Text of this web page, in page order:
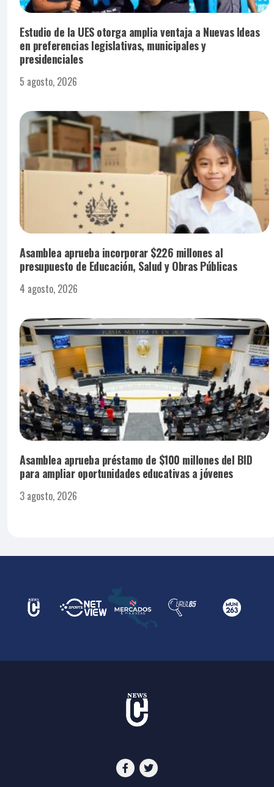
Estudio de la UES otorga amplia ventaja a Nuevas Ideas
en preferencias legislativas, municipales y
presidenciales
5 agosto, 2026
Asamblea aprueba incorporar $226 millones al
presupuesto de Educación, Salud y Obras Públicas
4 agosto, 2026
Asamblea aprueba préstamo de $100 millones del BID
para ampliar oportunidades educativas a jóvenes
3 agosto, 2026